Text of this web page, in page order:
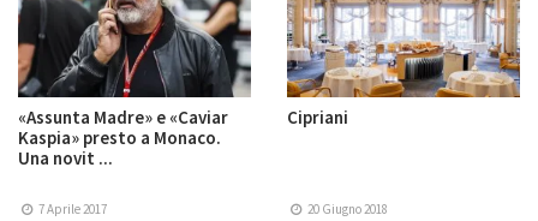
«Assunta Madre» e «Caviar
Kaspia» presto a Monaco.
Una novit ...
7 Aprile 2017
Cipriani
20 Giugno 2018